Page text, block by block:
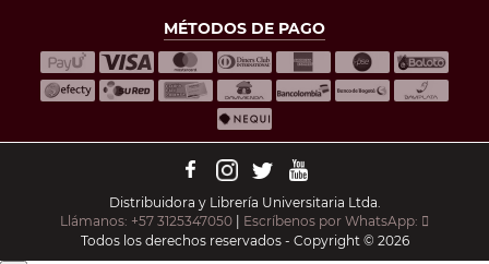
MÉTODOS DE PAGO
Distribuidora y Librería Universitaria Ltda.
Llámanos: +57 3125347050
Escríbenos por WhatsApp:
Todos los derechos reservados - Copyright © 2026